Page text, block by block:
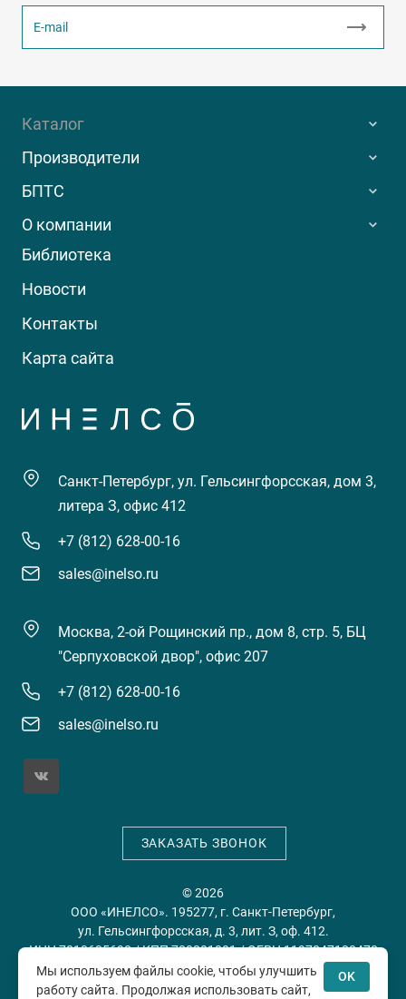
Каталог
Производители
БПТС
О компании
Библиотека
Новости
Контакты
Карта сайта
Санкт-Петербург, ул. Гельсингфорсская, дом 3,
литера З, офис 412
+7 (812) 628-00-16
sales@inelso.ru
Москва, 2-ой Рощинский пр., дом 8, стр. 5, БЦ
"Серпуховской двор", офис 207
+7 (812) 628-00-16
sales@inelso.ru
ЗАКАЗАТЬ ЗВОНОК
© 2026
ООО «ИНЕЛСО». 195277, г. Санкт-Петербург,
ул. Гельсингфорсская, д. 3, лит. З, оф. 412.
ИНН 7813635698 / КПП 780201001 / ОГРН 1197847128478
Мы используем файлы cookie, чтобы улучшить
работу сайта. Продолжая использовать сайт,
OK